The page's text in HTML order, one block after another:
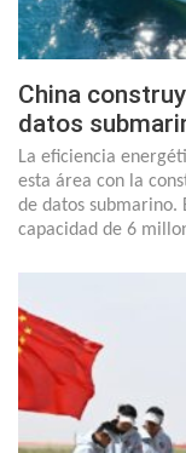
China
datos
La eficiencia
esta área con la
de datos submarino.
capacidad de 6